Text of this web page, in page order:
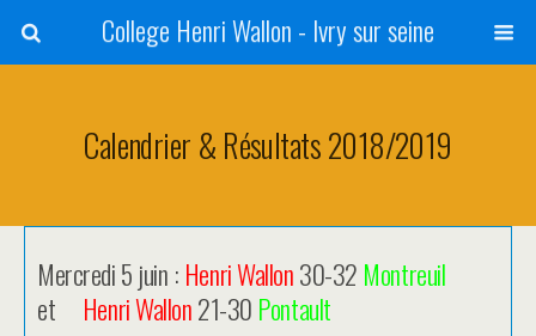
College Henri Wallon - Ivry sur seine
Calendrier & Résultats 2018/2019
Mercredi 5 juin : Henri Wallon30-32 Montreuil
et Henri Wallon21-30 Pontault